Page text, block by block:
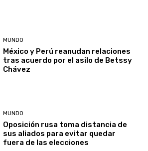
MUNDO
México y Perú reanudan relaciones
tras acuerdo por el asilo de Betssy
Chávez
MUNDO
Oposición rusa toma distancia de
sus aliados para evitar quedar
fuera de las elecciones